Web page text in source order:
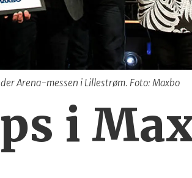
Arena-messen i Lillestrøm. Foto: Maxbo
i